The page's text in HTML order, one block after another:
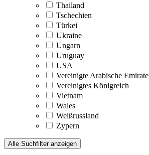
Thailand
Tschechien
Türkei
Ukraine
Ungarn
Uruguay
USA
Vereinigte Arabische Emirate
Vereinigtes Königreich
Vietnam
Wales
Weißrussland
Zypern
Alle Suchfilter anzeigen